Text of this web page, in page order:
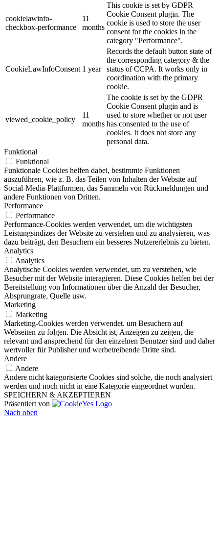
cookielawinfo-
checkbox-performance
11
months
This cookie is set by GDPR
Cookie Consent plugin. The
cookie is used to store the user
consent for the cookies in the
category "Performance".
CookieLawInfoConsent 1 year
Records the default button state of
the corresponding category & the
status of CCPA. It works only in
coordination with the primary
cookie.
viewed_cookie_policy
11
months
The cookie is set by the GDPR
Cookie Consent plugin and is
used to store whether or not user
has consented to the use of
cookies. It does not store any
personal data.
Funktional
Funktional
Funktionale Cookies helfen dabei, bestimmte Funktionen
auszuführen, wie z. B. das Teilen von Inhalten der Website auf
Social-Media-Plattformen, das Sammeln von Rückmeldungen und
andere Funktionen von Dritten.
Performance
Performance
Performance-Cookies werden verwendet, um die wichtigsten
Leistungsindizes der Website zu verstehen und zu analysieren, was
dazu beiträgt, den Besuchern ein besseres Nutzererlebnis zu bieten.
Analytics
Analytics
Analytische Cookies werden verwendet, um zu verstehen, wie
Besucher mit der Website interagieren. Diese Cookies helfen bei der
Bereitstellung von Informationen über die Anzahl der Besucher,
Absprungrate, Quelle usw.
Marketing
Marketing
Marketing-Cookies werden verwendet. um Besuchern auf
Webseiten zu folgen. Die Absicht ist, Anzeigen zu zeigen, die
relevant und ansprechend für den einzelnen Benutzer sind und daher
wertvoller für Publisher und werbetreibende Dritte sind.
Andere
Andere
Andere nicht kategorisierte Cookies sind solche, die noch analysiert
werden und noch nicht in eine Kategorie eingeordnet wurden.
SPEICHERN & AKZEPTIEREN
Präsentiert von
Nach oben